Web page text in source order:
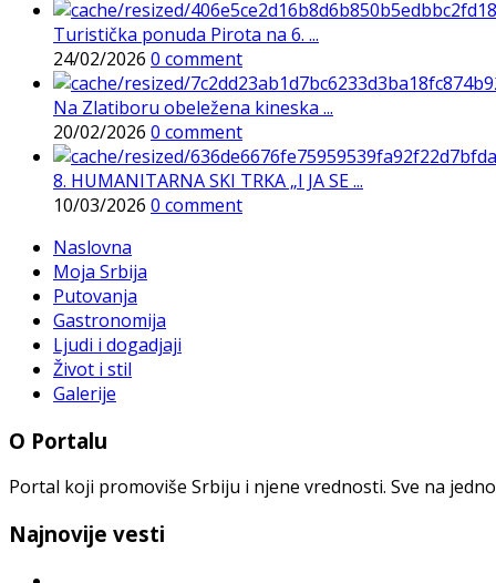
Turistička ponuda Pirota na 6. ...
24/02/2026 0 comment
Na Zlatiboru obeležena kineska ...
20/02/2026 0 comment
8. HUMANITARNA SKI TRKA „I JA SE ...
10/03/2026 0 comment
Naslovna
Moja Srbija
Putovanja
Gastronomija
Ljudi i dogadjaji
Život i stil
Galerije
O Portalu
Portal koji promoviše Srbiju i njene vrednosti. Sve na
Najnovije vesti